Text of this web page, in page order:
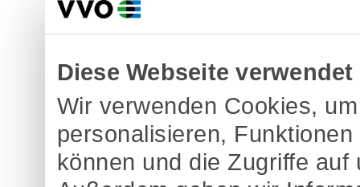
Diese Webseite
Wir verwenden Cookies,
personalisieren,
können und die Zugriffe